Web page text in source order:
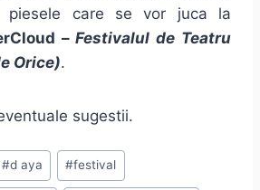
care se vor juca la
–Festivalul de Teatru
Orice).
sugestii.
#d aya #festival